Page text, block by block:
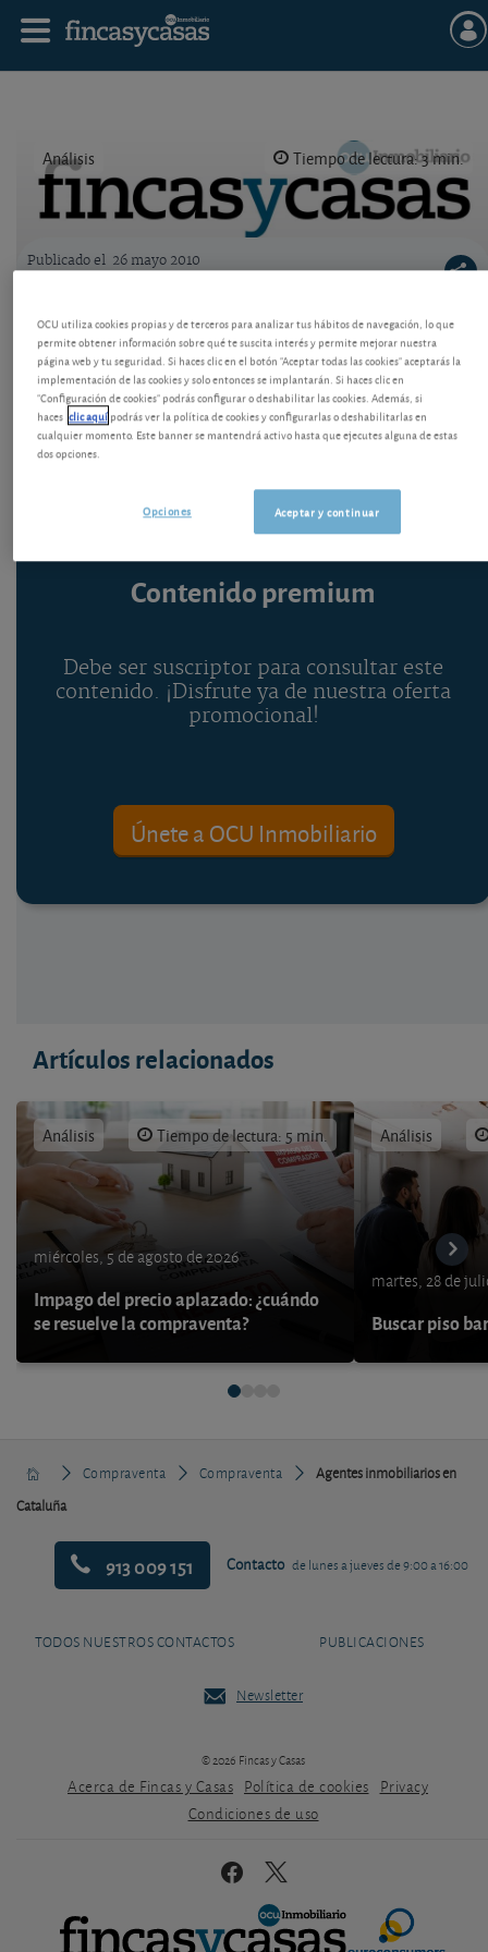
Análisis Tiempo de lectura: 3 min.
Logo OCU inmobiliario
Publicado el 26 mayo 2010
Agentes inmobiliarios en Cataluña
El nuevo Registro de agentes inmobiliarios en
Cataluña aumentará el control de los
intermediarios. Más protección para quien decida
acudir a sus servicios.
Contenido premium
Debe ser suscriptor para consultar este
contenido. ¡Disfrute ya de nuestra oferta
promocional!
Únete a OCU Inmobiliario
Artículos relacionados
Análisis Tiempo de lectura: 5 min.
miércoles, 5 de agosto de 2026
Impago del precio aplazado: ¿cuándo
se resuelve la compraventa?
Análisis
martes, 28 de
Buscar piso
Compraventa Compraventa
Agentes inmobiliarios en
Cataluña
913 009 151 Contacto de lunes a jueves de 9:00 a 16:00
TODOS NUESTROS CONTACTOS PUBLICACIONES
Newsletter
© 2026 Fincas y Casas
Acerca de Fincas y Casas Política de cookies
Privacy
Condiciones de uso
OCU utiliza cookies propias y de terceros para analizar tus hábitos de navegación, lo que
permite obtener información sobre qué te suscita interés y permite mejorar nuestra
página web y tu seguridad. Si haces clic en el botón "Aceptar todas las cookies" aceptarás la
implementación de las cookies y solo entonces se implantarán. Si haces clic en
"Configuración de cookies" podrás configurar o deshabilitar las cookies. Además, si
haces clic aquípodrás ver la política de cookies y configurarlas o deshabilitarlas en
cualquier momento. Este banner se mantendrá activo hasta que ejecutes alguna de estas
dos opciones.
Aceptar y continuar
Opciones